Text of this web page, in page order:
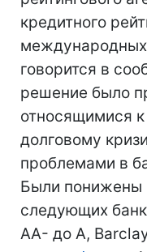
кредитного
международных
говорится в
решение было
относящимися
долговому
проблемами в
Были понижены
следующих
AА- до А,